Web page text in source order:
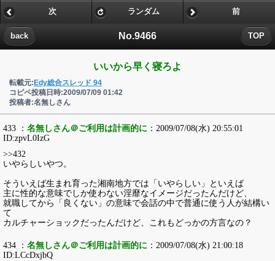
No.9466
back TOP
次 ランダム 前
いいから早く寝ろよ
転載元: Edy総合スレッド 94
コピペ投稿日時:2009/07/09 01:42
投稿者:名無しさん
433 ： 名無しさん＠ご利用は計画的に ：2009/07/08(水) 20:55:01
ID:zpvL0IzG
>>432
いやらしいやつ。
そういえば生まれ育った湘南地方では「いやらしい」といえば
主に性的な意味でしか使わない淫靡なイメージだったんだけど、
就職してから「良くない」の意味で会話の中で普通に使う人が結構い
て
カルチャーショックだったんだけど、これもどっかの方言なの？
434 ： 名無しさん＠ご利用は計画的に ：2009/07/08(水) 21:00:18
ID:LCcDxjbQ